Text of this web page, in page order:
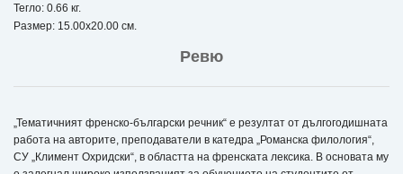
Тегло: 0.66 кг.
Размер: 15.00x20.00 см.
Ревю
„Тематичният френско-български речник“ е резултат от дългогодишната
работа на авторите, преподаватели в катедра „Романска филология“,
СУ „Климент Охридски“, в областта на френската лексика. В основата му